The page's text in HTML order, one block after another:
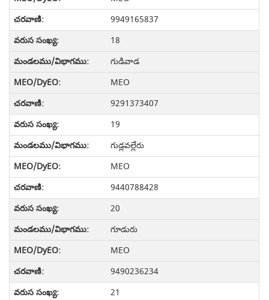
9949165837
18
గుడివాడ
MEO
9291373407
19
గుడ్లవల్లేరు
MEO
9440788428
20
గూడురు
MEO
9490236234
21